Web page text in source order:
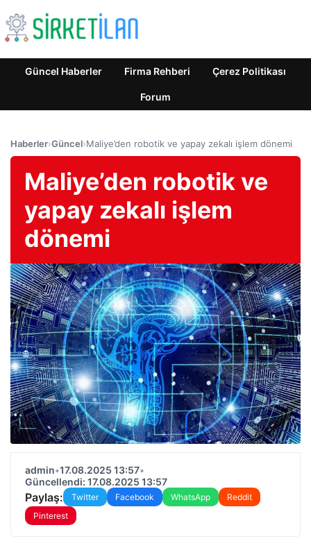
Güncel Haberler Firma Rehberi Çerez Politikası
Forum
Haberler›Güncel›Maliye’den robotik ve yapay zekalı işlem dönemi
Maliye’den robotik ve
yapay zekalı işlem
dönemi
admin•17.08.2025 13:57•
Güncellendi: 17.08.2025 13:57
Paylaş: Twitter Facebook WhatsApp
Reddit
Pinterest